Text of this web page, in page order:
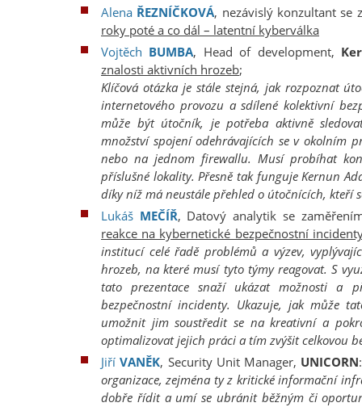
Alena ŘEZNÍČKOVÁ, nezávislý konzultant se
roky poté a co dál – latentní kyberválka
Vojtěch BUMBA, Head of development,
znalosti aktivních hrozeb;
Klíčová otázka je stále stejná, jak rozpoznat
internetového provozu a sdílené kolektivní
může být útočník, je potřeba aktivně
množství spojení odehrávajících se v okolním
nebo na jednom firewallu. Musí probíhat
příslušné lokality. Přesně tak funguje Kernun
díky níž má neustále přehled o útočnících, kteří
Lukáš MEČÍŘ, Datový analytik se
reakce na kybernetické bezpečnostní
institucí celé řadě problémů a výzev,
hrozeb, na které musí tyto týmy reagovat. S
tato prezentace snaží ukázat možnosti a
bezpečnostní incidenty. Ukazuje, jak může
umožnit jim soustředit se na kreativní a
optimalizovat jejich práci a tím zvýšit celkovou
JiříVANĚK, Security Unit Manager, UNICORN
organizace, zejména ty z kritické informační
dobře řídit a umí se ubránit běžným či